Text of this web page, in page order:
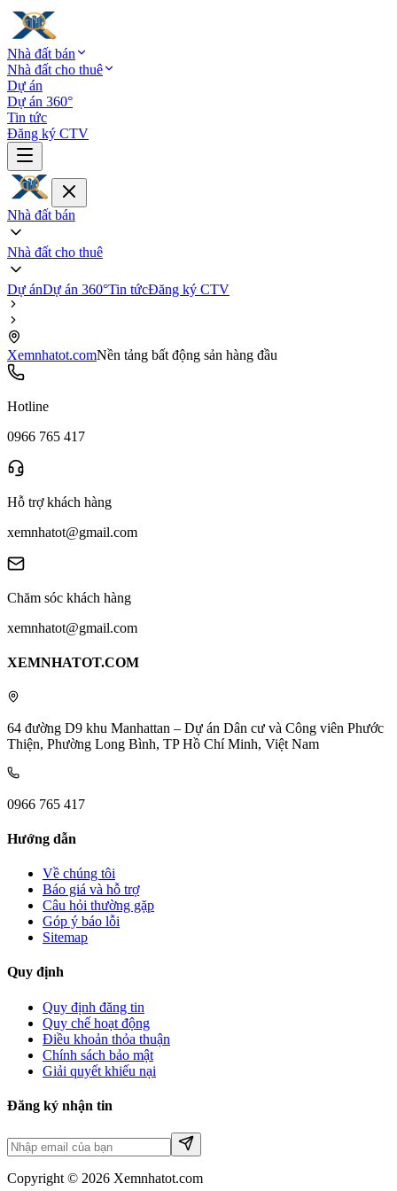
Nhà đất bán
Nhà đất cho thuê
Dự án
Dự án 360°
Tin tức
Đăng ký CTV
Nhà đất bán
Nhà đất cho thuê
Dự ánDự án 360°Tin tứcĐăng ký CTV
Xemnhatot.comNền tảng bất động sản hàng đầu
Hotline
0966 765 417
Hỗ trợ khách hàng
xemnhatot@gmail.com
Chăm sóc khách hàng
xemnhatot@gmail.com
XEMNHATOT.COM
64 đường D9 khu Manhattan – Dự án Dân cư và Công viên Phước
Thiện, Phường Long Bình, TP Hồ Chí Minh, Việt Nam
0966 765 417
Hướng dẫn
Về chúng tôi
Báo giá và hỗ trợ
Câu hỏi thường gặp
Góp ý báo lỗi
Sitemap
Quy định
Quy định đăng tin
Quy chế hoạt động
Điều khoản thỏa thuận
Chính sách bảo mật
Giải quyết khiếu nại
Đăng ký nhận tin
Copyright © 2026 Xemnhatot.com